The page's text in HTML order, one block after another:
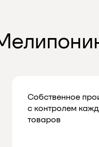
Собственное
с контролем
товаров